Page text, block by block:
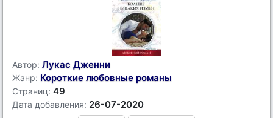
Автор: Лукас Дженни
Жанр: Короткие любовные романы
Страниц: 49
Дата добавления: 26-07-2020